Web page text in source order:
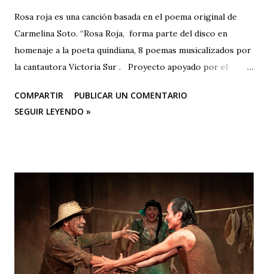
Rosa roja es una canción basada en el poema original de
Carmelina Soto. “Rosa Roja, forma parte del disco en
homenaje a la poeta quindiana, 8 poemas musicalizados por
la cantautora Victoria Sur . Proyecto apoyado por el
Programa Nacional de Concertación Cultural y la Secretaría
de Cultura de la gobernación del Quindío ROSA ROJA
verdura esperanzada y férvida del prado? y ese sufrir de
espinas y dulzura y jardín por alondras clausurado? En tu
clara bondad de miel caliente, sombra casi de fruto
sugerente entre nubes y pájaros soñando. Y en tu llama de
sangre perseguida, indefinidamente indefinida, sigues por
COMPARTIR
PUBLICAR UN COMENTARIO
SEGUIR LEYENDO »